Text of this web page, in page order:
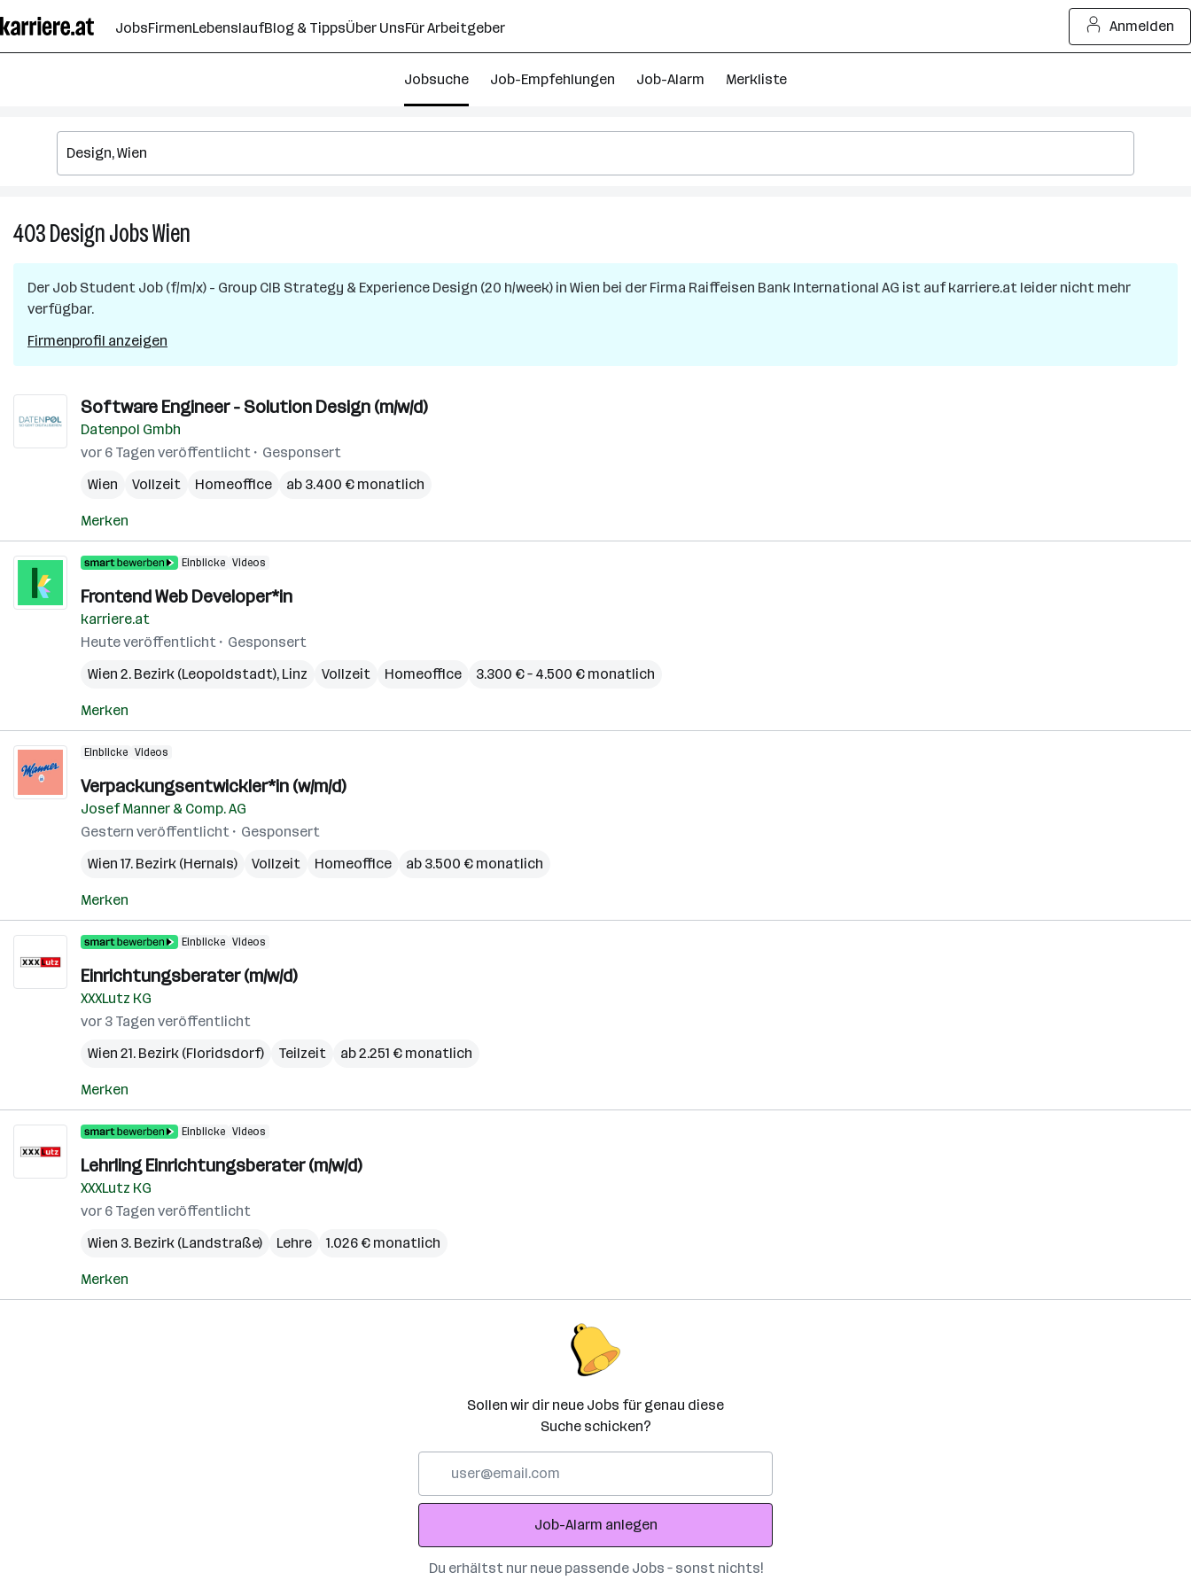
Seiteninhalt
springen
JobsFirmenLebenslaufBlog & TippsÜber UnsFür Arbeitgeber Anmelden
Jobsuche Job-Empfehlungen Job-Alarm Merkliste
403DesignJobsWien
in
Der Job Student Job (f/m/x) - Group CIB Strategy & Experience Design (20 h/week) in Wien bei der Firma Raiffeisen Bank International AG ist auf karriere.at leider nicht mehr
verfügbar.
Firmenprofil anzeigen
Software Engineer - Solution Design (m/w/d)
Datenpol Gmbh
vor 6 Tagen veröffentlicht
Gesponsert
Wien
Vollzeit Homeoffice ab 3.400 € monatlich
Merken
Einblicke Videos
Frontend Web Developer*in
karriere.at
Heute veröffentlicht
Gesponsert
Wien 2. Bezirk (Leopoldstadt), Linz Vollzeit Homeoffice 3.300 € – 4.500 € monatlich
Merken
Einblicke Videos
Verpackungsentwickler*in (w/m/d)
Josef Manner & Comp. AG
Gestern veröffentlicht
Gesponsert
Wien 17. Bezirk (Hernals)
Vollzeit Homeoffice ab 3.500 € monatlich
Merken
Einblicke Videos
Einrichtungsberater (m/w/d)
XXXLutz KG
vor 3 Tagen veröffentlicht
Wien 21. Bezirk (Floridsdorf)
Teilzeit ab 2.251 € monatlich
Merken
Einblicke Videos
Lehrling Einrichtungsberater (m/w/d)
XXXLutz KG
vor 6 Tagen veröffentlicht
Wien 3. Bezirk (Landstraße)
Lehre 1.026 € monatlich
Merken
Sollen wir dir neue Jobs für genau diese
Suche schicken?
Adresse
Job-Alarm anlegen
Du erhältst nur neue passende Jobs – sonst nichts!